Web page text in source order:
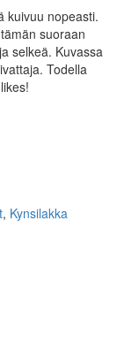
kuivuu nopeasti.
suoraan
selkeä. Kuvassa
Todella
, Kynsilakka